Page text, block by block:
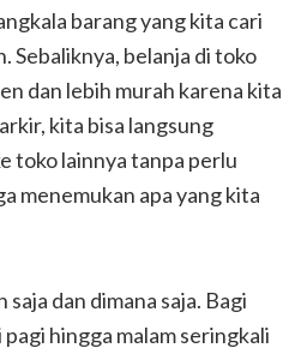
barang yang kita cari
Sebaliknya, belanja di toko
dan lebih murah karena kita
kita bisa langsung
toko lainnya tanpa perlu
menemukan apa yang kita
dan dimana saja. Bagi
hingga malam seringkali